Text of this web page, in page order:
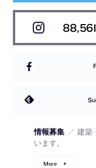
88,561
情報募集 ／ 建築
います。
More